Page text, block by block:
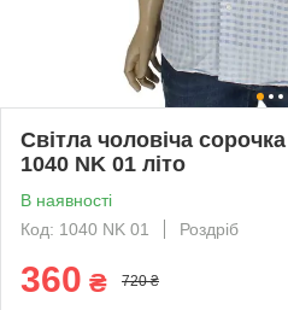
Світла чоловіча
1040 NK 01 літо
В наявності
Код: 1040 NK 01
Роздріб
360 ₴ 720 ₴